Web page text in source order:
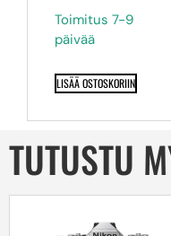
Toimitus 7-9
päivää
LISÄÄ OSTOSKORIIN
TUTUSTU